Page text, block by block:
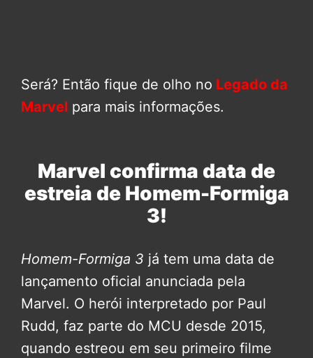
Será? Então fique de olho no Legado da
Marvel para mais informações.
Marvel confirma data de
estreia de Homem-Formiga
3!
Homem-Formiga 3 já tem uma data de
lançamento oficial anunciada pela
Marvel. O herói interpretado por Paul
Rudd, faz parte do MCU desde 2015,
quando estreou em seu primeiro filme